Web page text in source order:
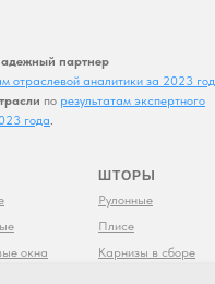
Рулонные
Плисе
Карнизы в сборе
ШТОРЫ
окна
партнер
отраслевой аналитики за 2023 год
по результатам экспертного
года.